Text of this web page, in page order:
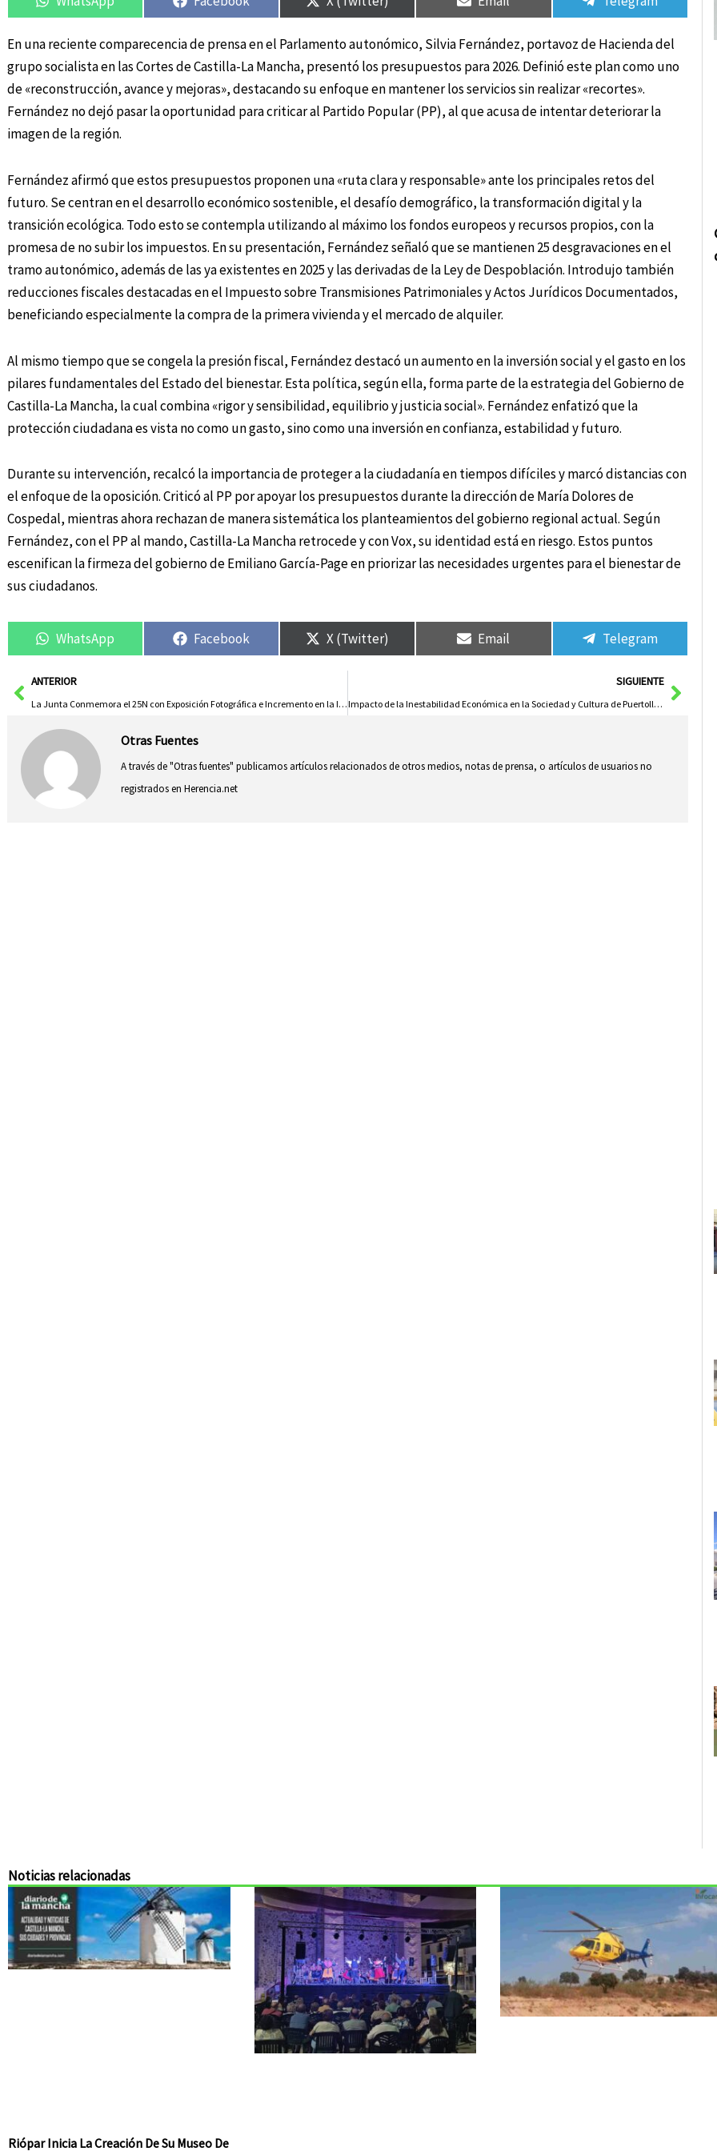
En una reciente comparecencia de prensa en el Parlamento autonómico, Silvia Fernández, portavoz de Hacienda del
grupo socialista en las Cortes de Castilla-La Mancha, presentó los presupuestos para 2026. Definió este plan como uno
de «reconstrucción, avance y mejoras», destacando su enfoque en mantener los servicios sin realizar «recortes».
Fernández no dejó pasar la oportunidad para criticar al Partido Popular (PP), al que acusa de intentar deteriorar la
imagen de la región.
Fernández afirmó que estos presupuestos proponen una «ruta clara y responsable» ante los principales retos del
futuro. Se centran en el desarrollo económico sostenible, el desafío demográfico, la transformación digital y la
transición ecológica. Todo esto se contempla utilizando al máximo los fondos europeos y recursos propios, con la
promesa de no subir los impuestos. En su presentación, Fernández señaló que se mantienen 25 desgravaciones en el
tramo autonómico, además de las ya existentes en 2025 y las derivadas de la Ley de Despoblación. Introdujo también
reducciones fiscales destacadas en el Impuesto sobre Transmisiones Patrimoniales y Actos Jurídicos Documentados,
beneficiando especialmente la compra de la primera vivienda y el mercado de alquiler.
Al mismo tiempo que se congela la presión fiscal, Fernández destacó un aumento en la inversión social y el gasto en los
pilares fundamentales del Estado del bienestar. Esta política, según ella, forma parte de la estrategia del Gobierno de
Castilla-La Mancha, la cual combina «rigor y sensibilidad, equilibrio y justicia social». Fernández enfatizó que la
protección ciudadana es vista no como un gasto, sino como una inversión en confianza, estabilidad y futuro.
Durante su intervención, recalcó la importancia de proteger a la ciudadanía en tiempos difíciles y marcó distancias con
el enfoque de la oposición. Criticó al PP por apoyar los presupuestos durante la dirección de María Dolores de
Cospedal, mientras ahora rechazan de manera sistemática los planteamientos del gobierno regional actual. Según
Fernández, con el PP al mando, Castilla-La Mancha retrocede y con Vox, su identidad está en riesgo. Estos puntos
escenifican la firmeza del gobierno de Emiliano García-Page en priorizar las necesidades urgentes para el bienestar de
sus ciudadanos.
WhatsApp Facebook X (Twitter) Email Telegram
AntANTERIOR
La Junta Conmemora el 25N con Exposición Fotográfica e Incremento en la Inversión para Combatir las Violencias Machistas
SIGUIENTE
Impacto de la Inestabilidad Económica en la Sociedad y Cultura de Puertollano
Otras Fuentes
A través de "Otras fuentes" publicamos artículos relacionados de otros medios, notas de prensa, o artículos de usuarios no
registrados en Herencia.net
Noticias relacionadas
Riópar Inicia La Creación De Su Museo De